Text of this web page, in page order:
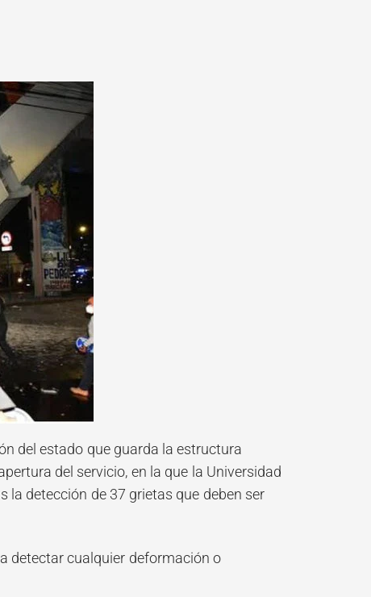
del estado que guarda la estructura
del servicio, en la que la Universidad
la detección de 37 grietas que deben ser
detectar cualquier deformación o